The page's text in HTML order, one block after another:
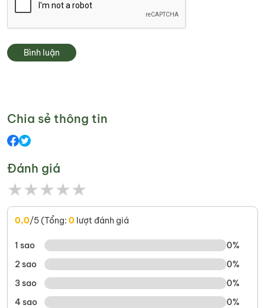
Bình luận
Chia sẻ thông tin
Đánh giá
★★★★★
0,0/5 (Tổng: 0 lượt đánh giá
1 sao
0%
2 sao
0%
3 sao
0%
4 sao
0%